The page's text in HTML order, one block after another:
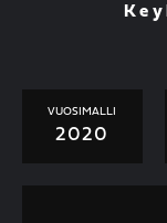
VUOSIMALLI
2020